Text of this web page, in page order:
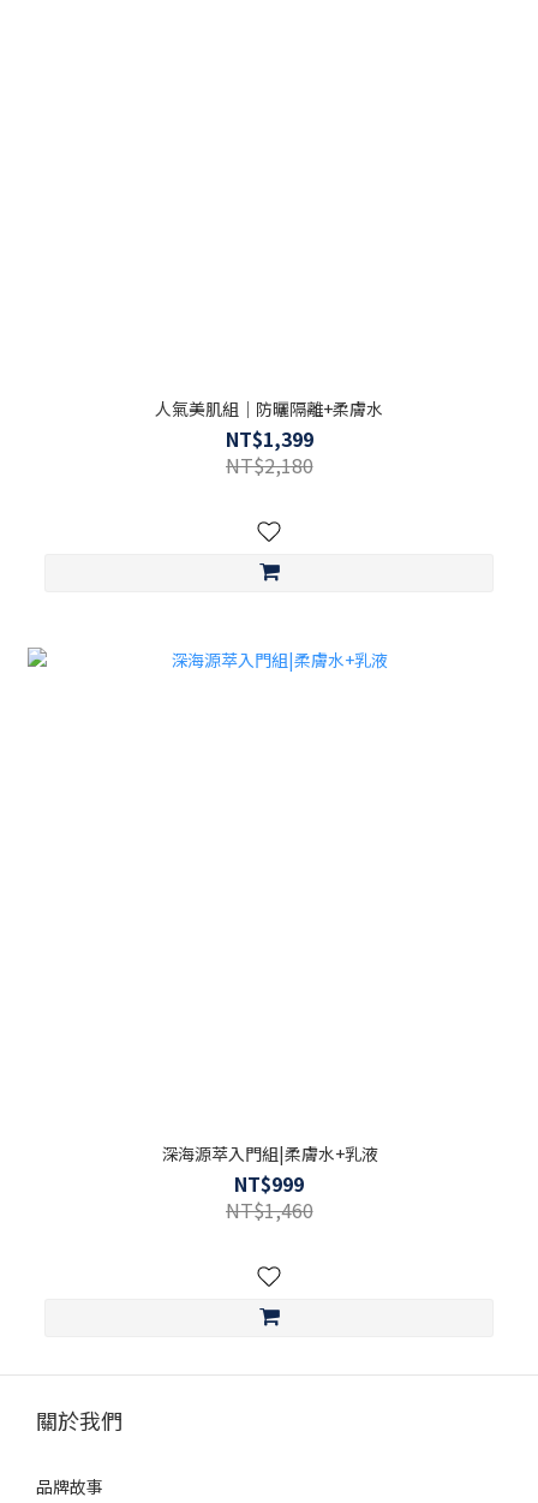
人氣美肌組｜防曬隔離+柔膚水
NT$1,399
NT$2,180
深海源萃入門組|柔膚水+乳液
NT$999
NT$1,460
關於我們
品牌故事